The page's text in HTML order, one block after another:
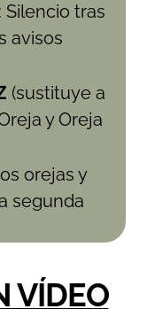
: Silencio tras
avisos
(sustituye a
y Oreja
orejas y
segunda
VÍDEO